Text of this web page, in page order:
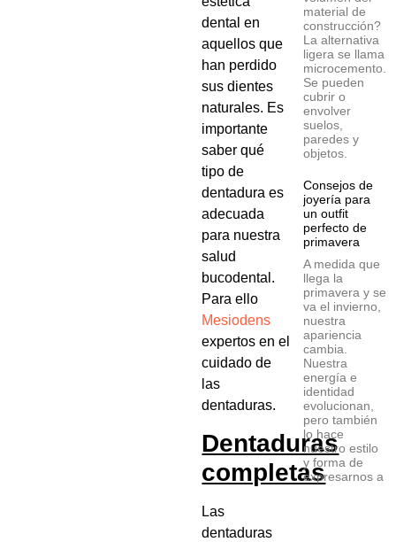
dental en
aquellos que
han perdido
sus dientes
naturales. Es
importante
saber qué
tipo de
dentadura es
adecuada
para nuestra
salud
bucodental.
Para ello
Mesiodens
expertos en el
cuidado de
las
dentaduras.
Dentaduras
completas
Las
dentaduras
material de
construcción?
La alternativa
ligera se llama
microcemento.
Se pueden
cubrir o
envolver
suelos,
paredes y
objetos.
Consejos de
joyería para
un outfit
perfecto de
primavera
A medida que
llega la
primavera y se
va el invierno,
nuestra
apariencia
cambia.
Nuestra
energía e
identidad
evolucionan,
pero también
lo hace
nuestro estilo
y forma de
expresarnos a